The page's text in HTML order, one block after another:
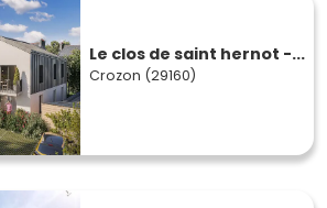
Le clos de saint hernot -...
Crozon (29160)